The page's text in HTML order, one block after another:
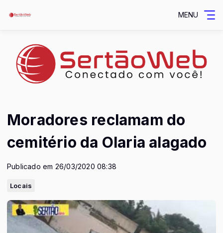
MENU
Moradores reclamam do
cemitério da Olaria alagado
Publicado em 26/03/2020 08:38
Locais